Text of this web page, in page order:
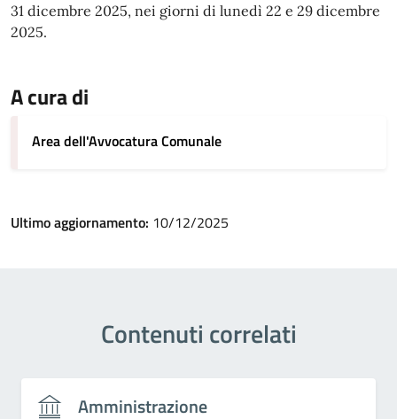
31 dicembre 2025, nei giorni di lunedì 22 e 29 dicembre
2025.
A cura di
Area dell'Avvocatura Comunale
Ultimo aggiornamento: 10/12/2025
Contenuti correlati
Amministrazione